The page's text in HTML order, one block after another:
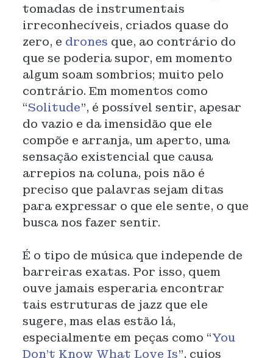
tomadas de instrumentais
irreconhecíveis, criados quase do
zero, e drones que, ao contrário do
que se poderia supor, em momento
algum soam sombrios; muito pelo
contrário. Em momentos como
“Solitude”, é possível sentir, apesar
do vazio e da imensidão que ele
compõe e arranja, um aperto, uma
sensação existencial que causa
arrepios na coluna, pois não é
preciso que palavras sejam ditas
para expressar o que ele sente, o que
busca nos fazer sentir.
É o tipo de música que independe de
barreiras exatas. Por isso, quem
ouve jamais esperaria encontrar
tais estruturas de jazz que ele
sugere, mas elas estão lá,
especialmente em peças como “You
Don’t Know What Love Is”, cujos